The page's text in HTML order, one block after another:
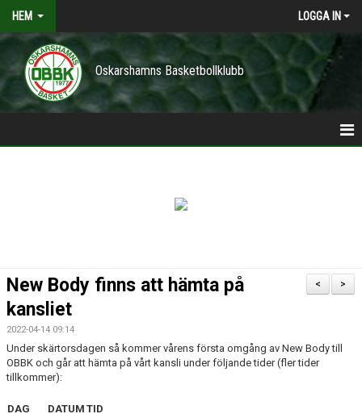
HEM LOGGA IN
Oskarshamns Basketbollklubb
VÅRA LAG/TRÄNARE
KONTAKT
KALENDER
MATCHER
>
<
New Body finns att hämta på
kansliet
2022-04-14 09:14
Under skärtorsdagen så kommer vårens första omgång av New Body till
OBBK och går att hämta på vårt kansli under följande tider (fler tider
tillkommer):
DAG DATUM TID